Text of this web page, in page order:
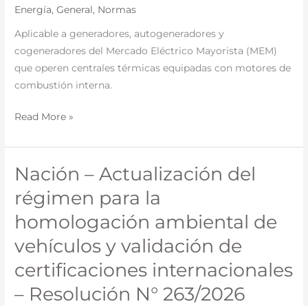
Energía,General, Normas
Aplicable a generadores, autogeneradores y
cogeneradores del Mercado Eléctrico Mayorista (MEM)
que operen centrales térmicas equipadas con motores de
combustión interna.
emisiones
combustión
del
Eléctrico
Mayorista
(MEM)
–
Resolución
N°
172/2026
Read More »
Nación – Actualización del
régimen para la
homologación ambiental de
vehículos y validación de
certificaciones internacionales
– Resolución N° 263/2026
Nación
Actualización
del
régimen
para
la
homologación